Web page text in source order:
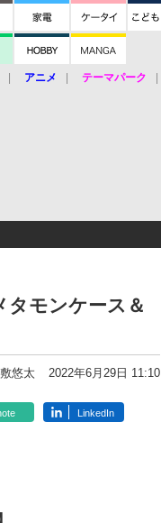
アニメ テーマパーク
モンケース＆
悠太 2022年6月29日 11:10
LinkedIn